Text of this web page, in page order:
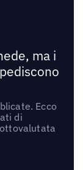
ma i
Ecco
di